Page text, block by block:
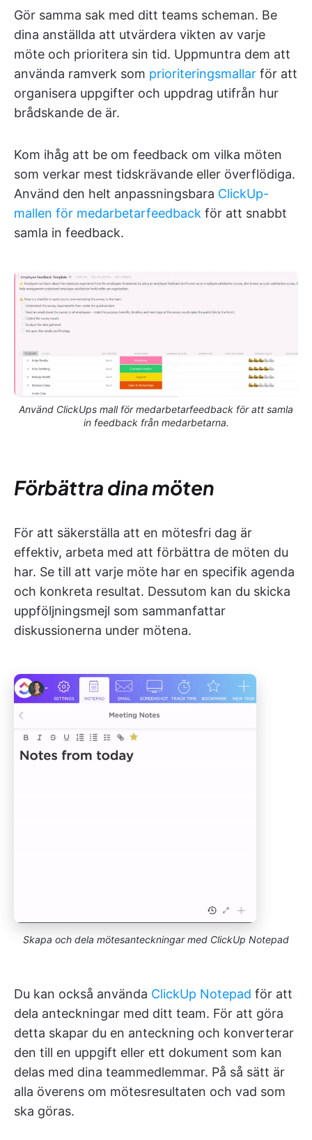
Gör samma sak med ditt teams scheman. Be
dina anställda att utvärdera vikten av varje
möte och prioritera sin tid. Uppmuntra dem att
använda ramverk som prioriteringsmallar för att
organisera uppgifter och uppdrag utifrån hur
brådskande de är.
Kom ihåg att be om feedback om vilka möten
som verkar mest tidskrävande eller överflödiga.
Använd den helt anpassningsbara ClickUp-
mallen för medarbetarfeedback för att snabbt
samla in feedback.
Använd ClickUps mall för medarbetarfeedback för att samla
in feedback från medarbetarna.
Förbättra dina möten
För att säkerställa att en mötesfri dag är
effektiv, arbeta med att förbättra de möten du
har. Se till att varje möte har en specifik agenda
och konkreta resultat. Dessutom kan du skicka
uppföljningsmejl som sammanfattar
diskussionerna under mötena.
Skapa och dela mötesanteckningar med ClickUp Notepad
Du kan också använda ClickUp Notepad för att
dela anteckningar med ditt team. För att göra
detta skapar du en anteckning och konverterar
den till en uppgift eller ett dokument som kan
delas med dina teammedlemmar. På så sätt är
alla överens om mötesresultaten och vad som
ska göras.